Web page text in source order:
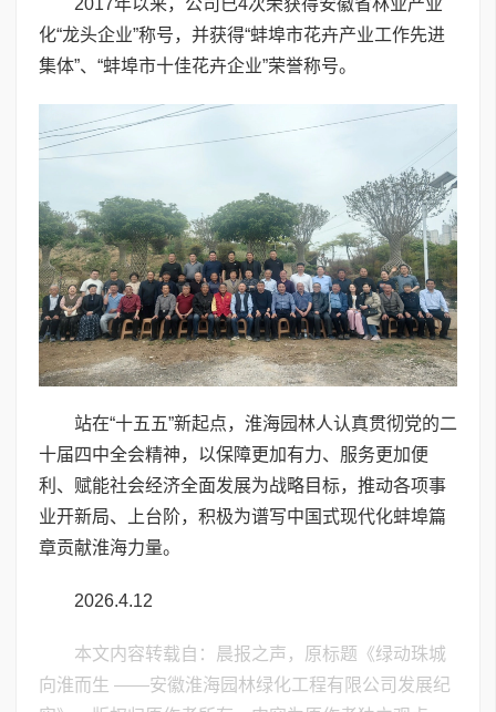
2017年以来，公司已4次荣获得安徽省林业产业
化“龙头企业”称号，并获得“蚌埠市花卉产业工作先进
集体”、“蚌埠市十佳花卉企业”荣誉称号。
站在“十五五”新起点，淮海园林人认真贯彻党的二
十届四中全会精神，以保障更加有力、服务更加便
利、赋能社会经济全面发展为战略目标，推动各项事
业开新局、上台阶，积极为谱写中国式现代化蚌埠篇
章贡献淮海力量。
2026.4.12
本文内容转载自：晨报之声，原标题《绿动珠城
向淮而生 ——安徽淮海园林绿化工程有限公司发展纪